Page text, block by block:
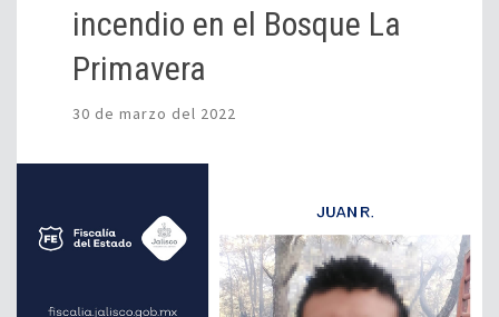
incendio en el Bosque La
Primavera
30 de marzo del 2022